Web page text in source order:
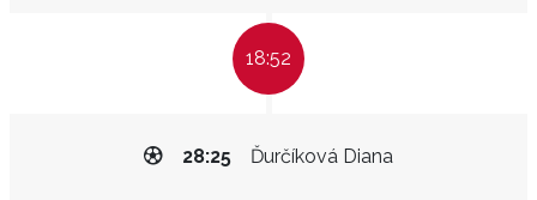
18:52
Ďurčíková Diana
28:25